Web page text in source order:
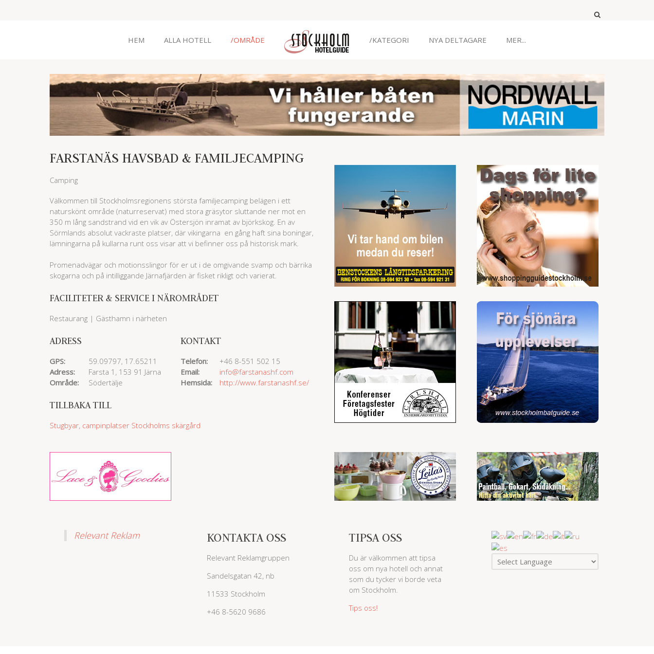
HEM ALLA HOTELL /OMRÅDE /KATEGORI NYA DELTAGARE MER...
FARSTANÄS HAVSBAD & FAMILJECAMPING
Camping
Välkommen till Stockholmsregionens största familjecamping belägen i ett
naturskönt område (naturreservat) med stora gräsytor sluttande ner mot en
350 m lång sandstrand vid en vik av Östersjön inramat av björkskog. En av
Sörmlands absolut vackraste platser, där vikingarna en gång haft sina boningar,
lämningarna på kullarna runt oss visar att vi befinner oss på historisk mark.
Promenadvägar och motionsslingor för er ut i de omgivande svamp och bärrika
skogarna och på intilliggande Järnafjärden är fisket rikligt och varierat.
FACILITETER & SERVICE I NÄROMRÅDET
Restaurang | Gästhamn i närheten
ADRESS
GPS:
59.09797, 17.65211
Adress:
Farsta 1, 153 91 Järna
Område:
Södertälje
KONTAKT
Telefon:
+46 8-551 502 15
Email:
info@farstanashf.com
Hemsida:
http://www.farstanashf.se/
TILLBAKA TILL
Stugbyar, campinplatser Stockholms skärgård
Relevant Reklam KONTAKTA OSS
Relevant Reklamgruppen
Sandelsgatan 42, nb
11533 Stockholm
+46 8-5620 9686
TIPSA OSS
Du är välkommen att tipsa
oss om nya hotell och annat
som du tycker vi borde veta
om Stockholm.
Tips oss!